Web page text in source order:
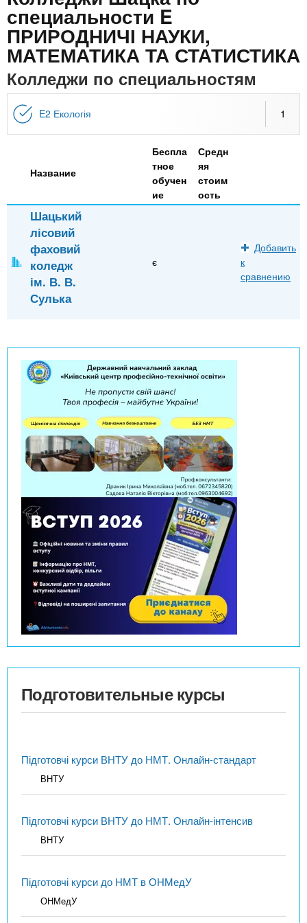
n
t
s
.
n
o
х
з
а
в
е
Онлайн курсы
За рубежом
специальности E
ПРИРОДНИЧІ НАУКИ,
МАТЕМАТИКА ТА СТАТИСТИКА
Колледжи по специальностям
E2 Екологія 1
Название
Беспла
тное
обучен
ие
Средн
яя
стоим
ость
Шацький
лісовий
фаховий
коледж
ім. В. В.
Сулька
є
Добавить
к
сравнению
Подготовительные курсы
Підготовчі курси ВНТУ до НМТ. Онлайн-стандарт
ВНТУ
Підготовчі курси ВНТУ до НМТ. Онлайн-інтенсив
ВНТУ
Підготовчі курси до НМТ в ОНМедУ
ОНМедУ